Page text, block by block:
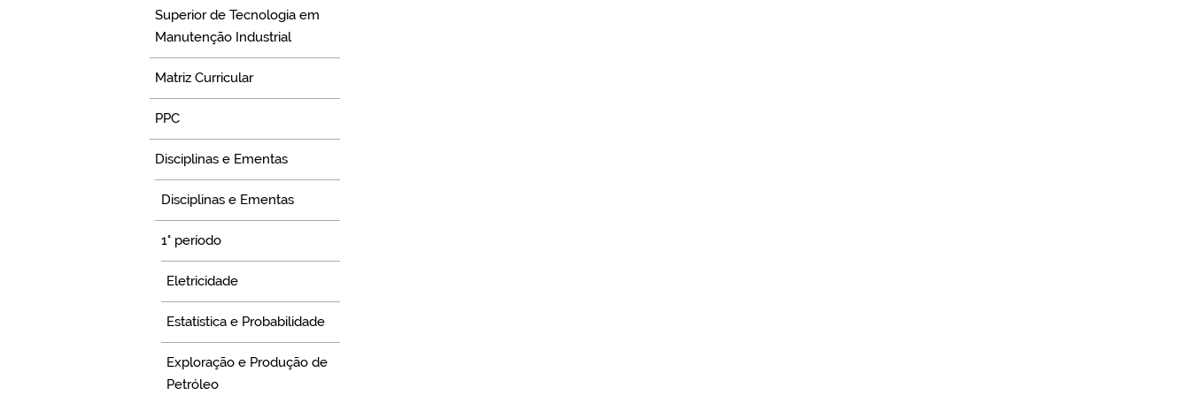
Superior de Tecnologia em
Manutenção Industrial
Matriz Curricular
PPC
Disciplinas e Ementas
Disciplinas e Ementas
1° período
Eletricidade
Estatística e Probabilidade
Exploração e Produção de
Petróleo